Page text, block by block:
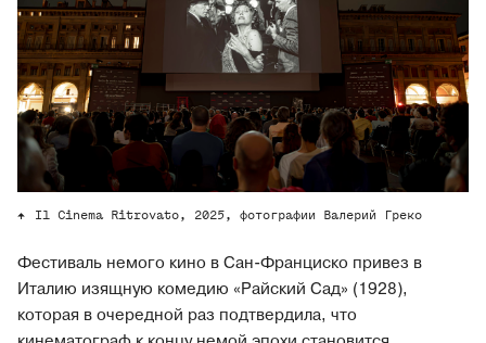
Il Cinema Ritrovato, 2025, фотографии Валерий Греко
Фестиваль немого кино в Сан-Франциско привез в
Италию изящную комедию «Райский Сад» (1928),
которая в очередной раз подтвердила, что